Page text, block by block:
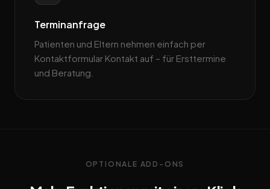
Terminanfrage
Patienten und Eltern nehmen einfach per
Kontaktformular Kontakt auf – für Ersttermine
und Beratung.
OPTIONALE ADD-ONS